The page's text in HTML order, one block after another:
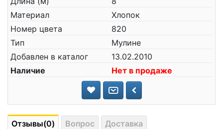
Материал
Хлопок
Номер цвета
820
Тип
Мулине
Добавлен в каталог
13.02.2010
Наличие
Нет в продаже
Отзывы(0) Вопрос Доставка